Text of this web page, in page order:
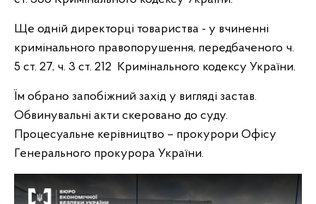
Ще одній директорці товариства - у вчиненні
кримінального правопорушення, передбаченого ч.
5 ст. 27, ч. 3 ст. 212 Кримінального кодексу України.
Їм обрано запобіжний захід у вигляді застав.
Обвинувальні акти скеровано до суду.
Процесуальне керівництво – прокурори Офісу
Генерального прокурора України.